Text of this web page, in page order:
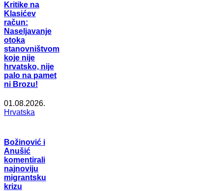
Kritike na
Klasićev
račun:
Naseljavanje
otoka
stanovništvom
koje nije
hrvatsko, nije
palo na pamet
ni Brozu!
01.08.2026.
Hrvatska
Božinović i
Anušić
komentirali
najnoviju
migrantsku
krizu